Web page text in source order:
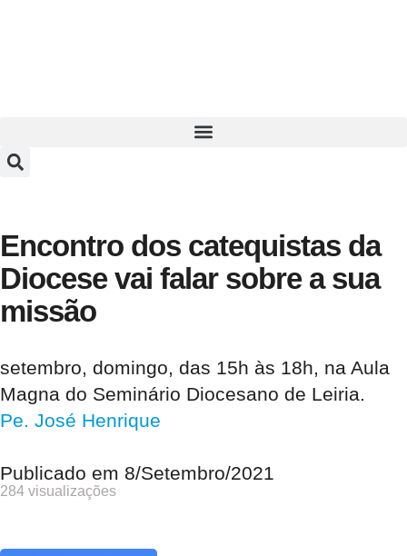
Encontro dos catequistas da
Diocese vai falar sobre a sua
missão
setembro, domingo, das 15h às 18h, na Aula
Magna do Seminário Diocesano de Leiria.
Pe. José Henrique
Publicado em 8/Setembro/2021
284 visualizações